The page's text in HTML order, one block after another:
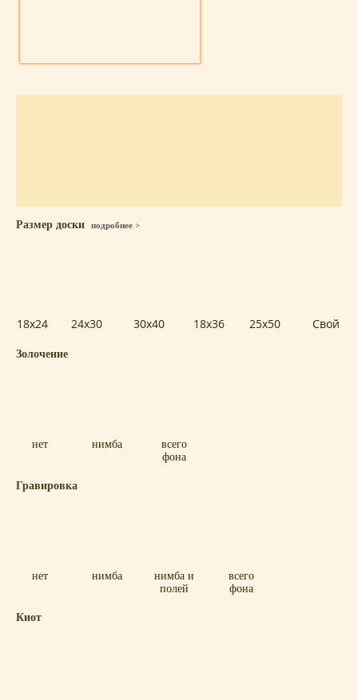
Размер доски подробнее >
18x24 24x30 30x40 18x36 25x50 Свой
Золочение
нет нимба
всего
фона
Гравировка
нет нимба
нимба и
полей
всего
фона
Киот